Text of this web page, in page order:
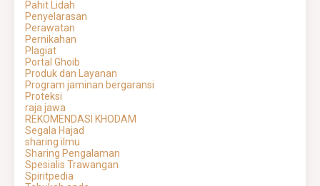
Pahit Lidah
Penyelarasan
Perawatan
Pernikahan
Plagiat
Portal Ghoib
Produk dan Layanan
Program jaminan bergaransi
Proteksi
raja jawa
REKOMENDASI KHODAM
Segala Hajad
sharing ilmu
Sharing Pengalaman
Spesialis Trawangan
Spiritpedia